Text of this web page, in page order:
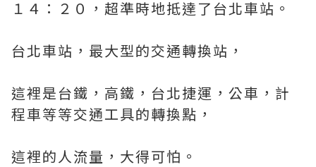
１４：２０，超準時地抵達了台北車站。
台北車站，最大型的交通轉換站，
這裡是台鐵，高鐵，台北捷運，公車，計
程車等等交通工具的轉換點，
這裡的人流量，大得可怕。